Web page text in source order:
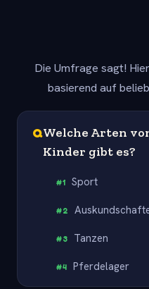
Die Umfrage sagt!
basierend auf
QWelche Arten
Kinder gibt es?
#1 Sport
#2
#3 Tanzen
#4 Pferdelager